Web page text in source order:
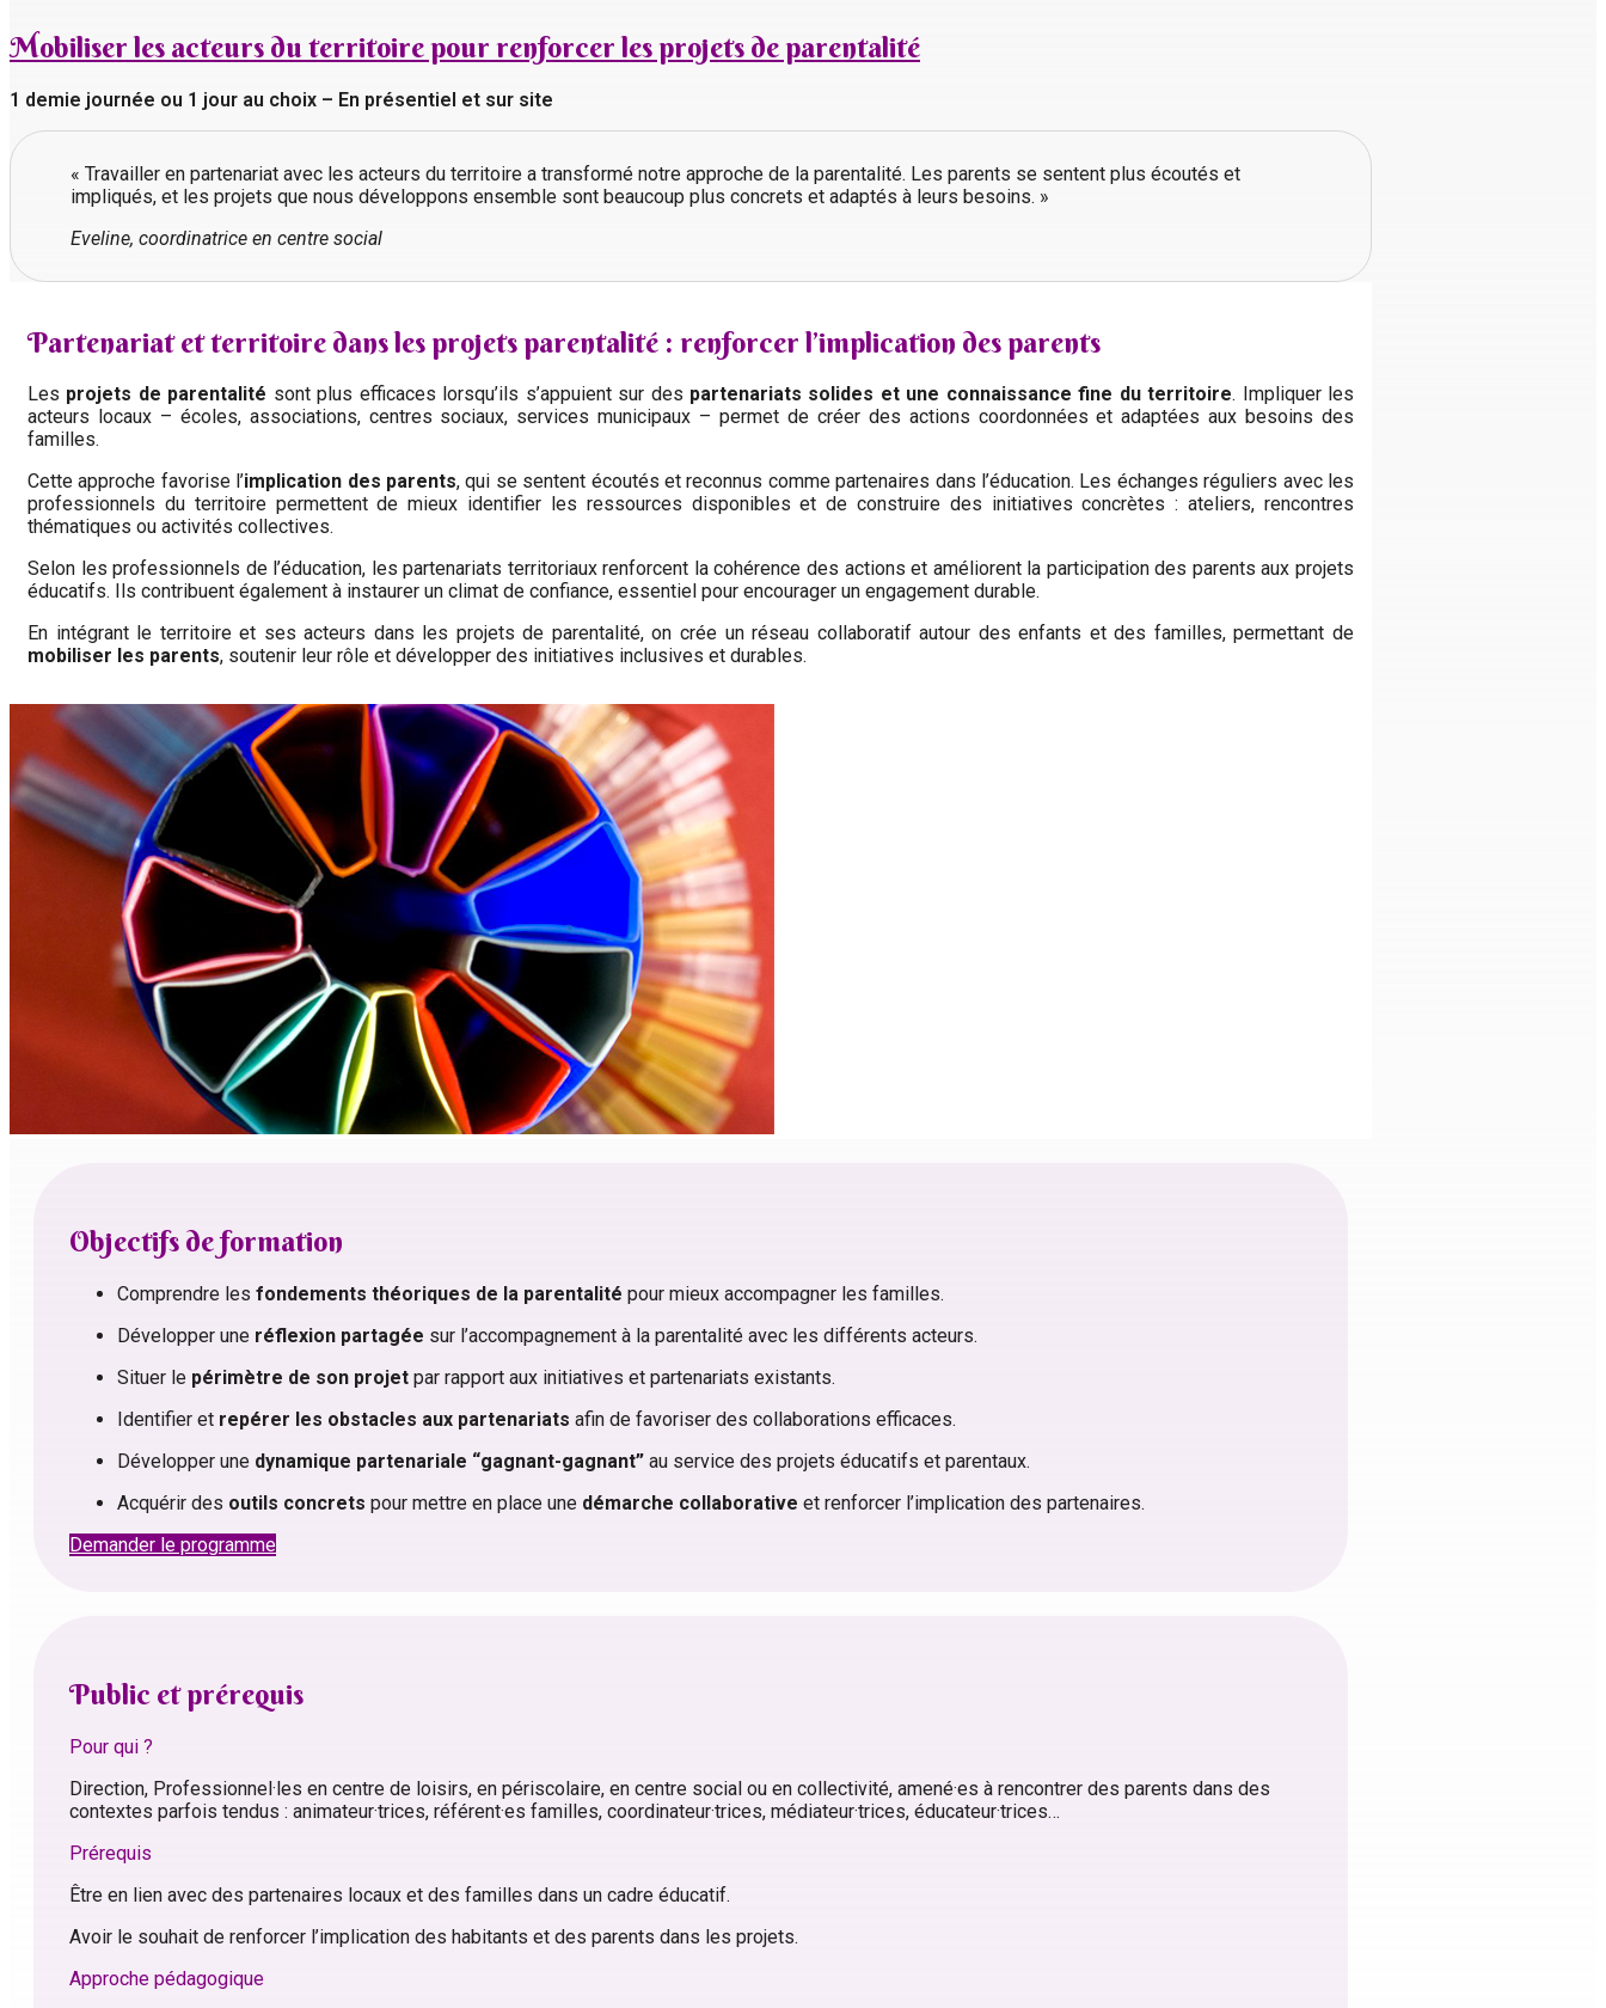
Mobiliser les acteurs du territoire pour renforcer les projets de parentalité
1 demie journée ou 1 jour au choix – En présentiel et sur site
« Travailler en partenariat avec les acteurs du territoire a transformé notre approche de la parentalité. Les parents se sentent plus écoutés et
impliqués, et les projets que nous développons ensemble sont beaucoup plus concrets et adaptés à leurs besoins. »
Eveline, coordinatrice en centre social
Partenariat et territoire dans les projets parentalité : renforcer l’implication des parents
Les projets de parentalité sont plus efficaces lorsqu’ils s’appuient sur des partenariats solides et une connaissance fine du territoire. Impliquer les
acteurs locaux – écoles, associations, centres sociaux, services municipaux – permet de créer des actions coordonnées et adaptées aux besoins des
familles.
Cette approche favorise l’implication des parents, qui se sentent écoutés et reconnus comme partenaires dans l’éducation. Les échanges réguliers avec les
professionnels du territoire permettent de mieux identifier les ressources disponibles et de construire des initiatives concrètes : ateliers, rencontres
thématiques ou activités collectives.
Selon les professionnels de l’éducation, les partenariats territoriaux renforcent la cohérence des actions et améliorent la participation des parents aux projets
éducatifs. Ils contribuent également à instaurer un climat de confiance, essentiel pour encourager un engagement durable.
En intégrant le territoire et ses acteurs dans les projets de parentalité, on crée un réseau collaboratif autour des enfants et des familles, permettant de
mobiliser les parents, soutenir leur rôle et développer des initiatives inclusives et durables.
Objectifs de formation
Comprendre les fondements théoriques de la parentalité pour mieux accompagner les familles.
Développer une réflexion partagée sur l’accompagnement à la parentalité avec les différents acteurs.
Situer le périmètre de son projet par rapport aux initiatives et partenariats existants.
Identifier et repérer les obstacles aux partenariats afin de favoriser des collaborations efficaces.
Développer une dynamique partenariale “gagnant-gagnant” au service des projets éducatifs et parentaux.
Acquérir des outils concrets pour mettre en place une démarche collaborative et renforcer l’implication des partenaires.
Demander le programme
Public et prérequis
Pour qui ?
Direction, Professionnel·les en centre de loisirs, en périscolaire, en centre social ou en collectivité, amené·es à rencontrer des parents dans des
contextes parfois tendus : animateur·trices, référent·es familles, coordinateur·trices, médiateur·trices, éducateur·trices…
Prérequis
Être en lien avec des partenaires locaux et des familles dans un cadre éducatif.
Avoir le souhait de renforcer l’implication des habitants et des parents dans les projets.
Approche pédagogique